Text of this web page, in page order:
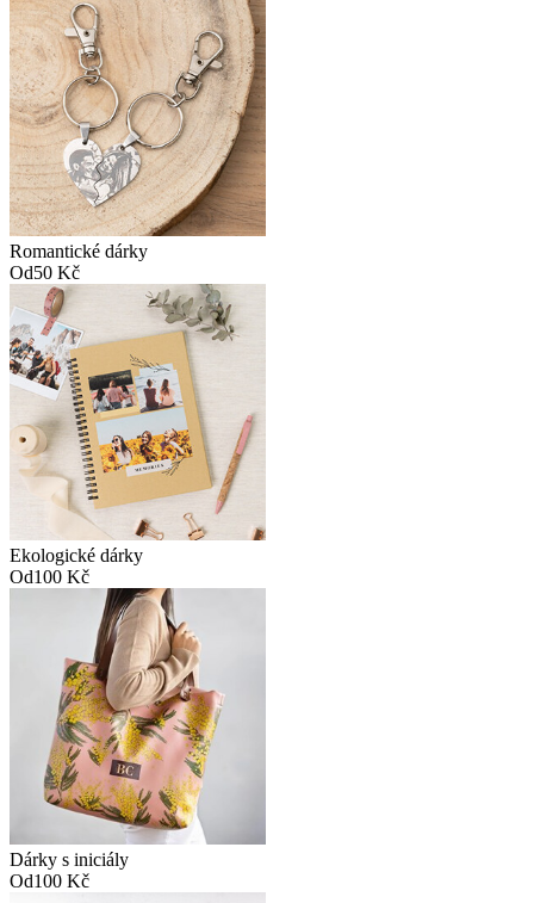
Romantické dárky
Od50 Kč
Ekologické dárky
Od100 Kč
Dárky s iniciály
Od100 Kč